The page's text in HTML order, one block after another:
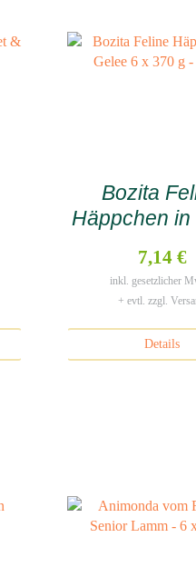
Bozita
Häppchen in
7,14 €
inkl. gesetzlicher
+ evtl. zzgl.
Details